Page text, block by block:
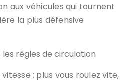
aux véhicules qui tournent
la plus défensive
règles de circulation
; plus vous roulez vite,